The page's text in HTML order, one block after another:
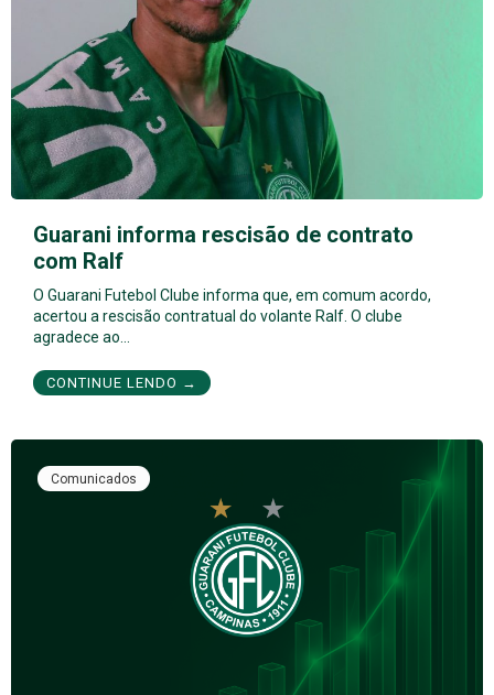
Guarani informa rescisão de contrato
com Ralf
O Guarani Futebol Clube informa que, em comum acordo,
acertou a rescisão contratual do volante Ralf. O clube
agradece ao…
CONTINUE LENDO →
Comunicados